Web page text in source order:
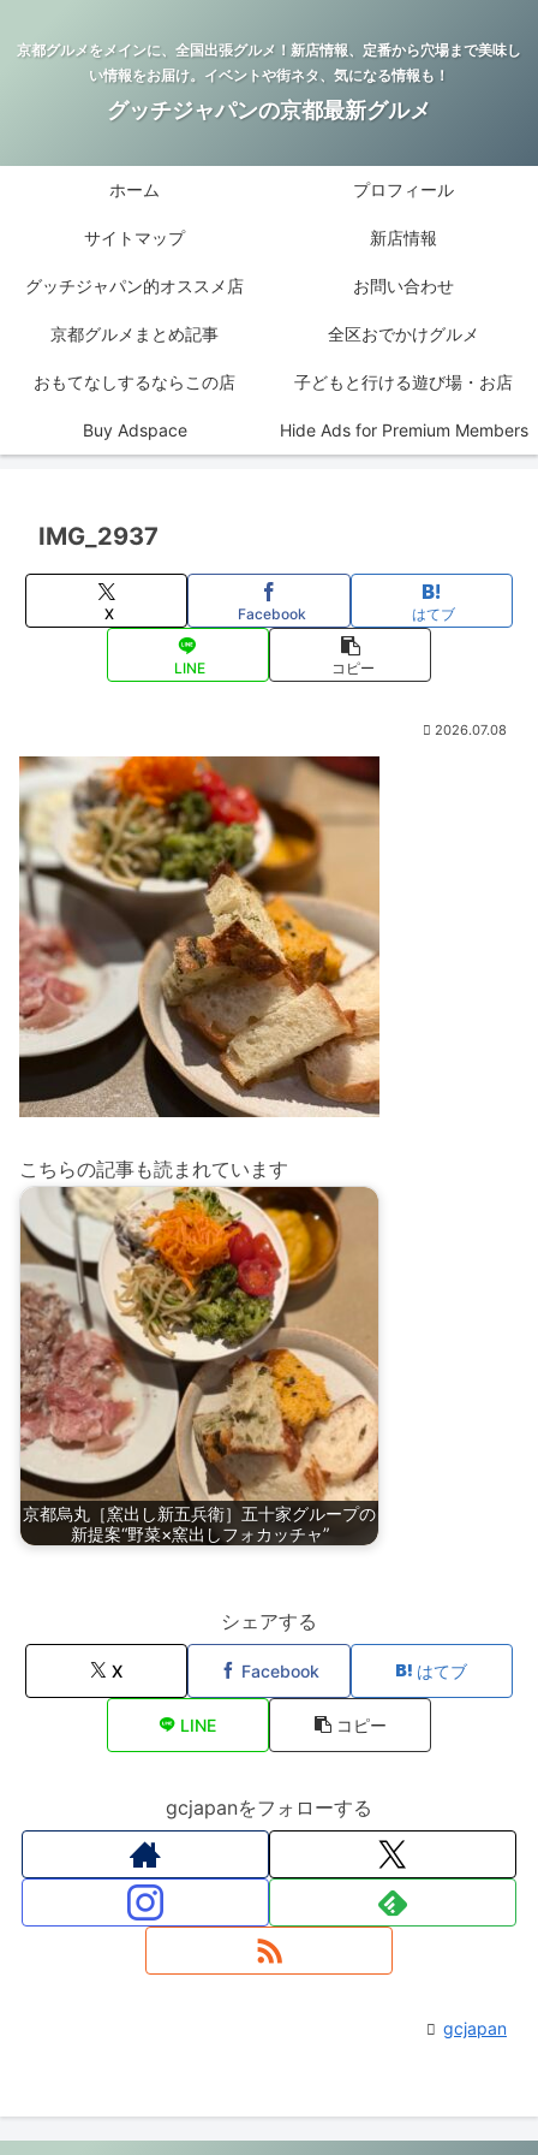
京都グルメをメインに、全国出張グルメ！新店情報、定番から穴場まで美味し
い情報をお届け。イベントや街ネタ、気になる情報も！
グッチジャパンの京都最新グルメ
ホーム プロフィール
サイトマップ 新店情報
グッチジャパン的オススメ店 お問い合わせ
京都グルメまとめ記事 全区おでかけグルメ
おもてなしするならこの店 子どもと行ける遊び場・お店
Buy Adspace Hide Ads for Premium Members
IMG_2937
X Facebook はてブ
LINE コピー
2026.07.08
こちらの記事も読まれています
京都烏丸［窯出し新五兵衛］五十家グループの
新提案“野菜×窯出しフォカッチャ”
シェアする
X Facebook はてブ
LINE コピー
gcjapanをフォローする
gcjapan